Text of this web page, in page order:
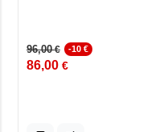
96,00€ -10 €
86,00 €